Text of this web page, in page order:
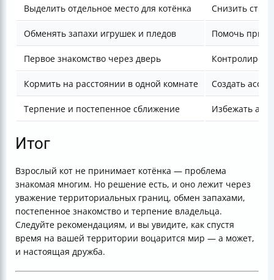
Выделить отдельное место для котёнка Снизить
Обменять запахи игрушек и пледов Помочь
Первое знакомство через дверь
Кормить на расстоянии в одной комнате Создать
Терпение и постепенное сближение Избежать
Итог
Взрослый кот не принимает котёнка — проблема
знакомая многим. Но решение есть, и оно лежит через
уважение территориальных границ, обмен запахами,
постепенное знакомство и терпение владельца.
Следуйте рекомендациям, и вы увидите, как спустя
время на вашей территории воцарится мир — а может,
и настоящая дружба.